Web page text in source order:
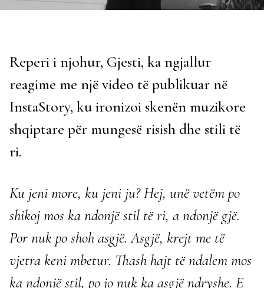
Reperi i njohur, Gjesti, ka ngjallur
reagime me një video të publikuar në
InstaStory, ku ironizoi skenën muzikore
shqiptare për mungesë risish dhe stili të
ri.
Ku jeni more, ku jeni ju? Hej, unë vetëm po
shikoj mos ka ndonjë stil të ri, a ndonjë gjë.
Por nuk po shoh asgjë. Asgjë, krejt me të
vjetra keni mbetur. Thash hajt të ndalem mos
ka ndonjë stil, po jo nuk ka asgjë ndryshe. E